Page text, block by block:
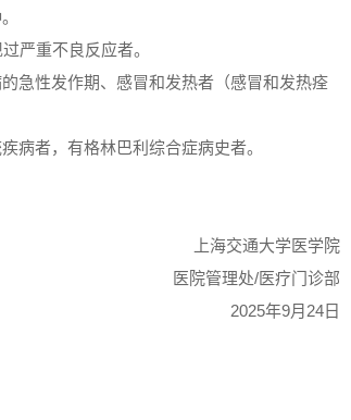
严重不良反应者。
急性发作期、感冒和发热者（感冒和发热痊
病者，有格林巴利综合症病史者。
上海交通大学医学院
医院管理处/医疗门诊部
2025年9月24日